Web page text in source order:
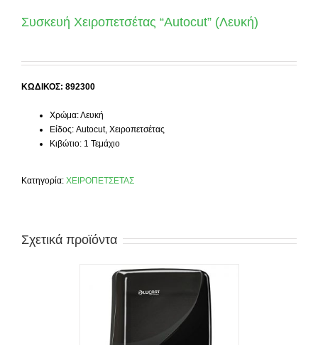
Συσκευή Χειροπετσέτας “Autocut” (Λευκή)
ΚΩΔΙΚΟΣ: 892300
Χρώμα: Λευκή
Είδος: Autocut, Χειροπετσέτας
Κιβώτιο: 1 Τεμάχιο
Κατηγορία: ΧΕΙΡΟΠΕΤΣΕΤΑΣ
Σχετικά προϊόντα